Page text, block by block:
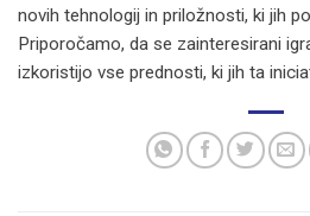
novih tehnologij in priložnosti, ki jih
Priporočamo, da se zainteresirani
izkoristijo vse prednosti, ki jih ta